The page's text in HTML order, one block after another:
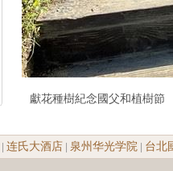
獻花種樹紀念國父和植樹節
连氏大酒店 泉州华光学院 台北